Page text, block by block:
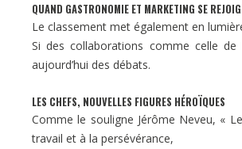
QUAND GASTRONOMIE ET MARKETING SE
Le classement met également en
Si des collaborations comme celle de
aujourd’hui des débats.
LES CHEFS, NOUVELLES FIGURES HÉROÏQUES
Comme le souligne Jérôme Neveu, «
travail et à la persévérance,